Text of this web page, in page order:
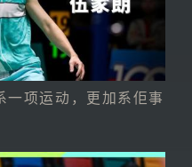
项运动，更加系佢事